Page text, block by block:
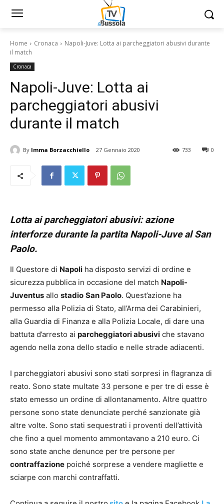
Home Cronaca
Napoli-Juve: Lotta ai parcheggiatori abusivi durante
il match
Cronaca
Napoli-Juve: Lotta ai
parcheggiatori abusivi
durante il match
By Imma Borzacchiello 27 Gennaio 2020 0
733
Lotta ai parcheggiatori abusivi: azione
interforze durante la partita Napoli-Juve al San
Paolo.
Il Questore di Napoli ha disposto servizi di ordine e
sicurezza pubblica in occasione del match Napoli-
Juventus allo stadio San Paolo. Quest’azione ha
permesso alla Polizia di Stato, all’Arma dei Carabinieri,
alla Guardia di Finanza e alla Polizia Locale, di dare una
battuta d’arresto ai parcheggiatori abusivi che stavano
agendo nella zona dello stadio e nelle strade adiacenti.
I parcheggiatori abusivi sono stati sorpresi in flagranza di
reato. Sono state multate 33 persone e per tre di esse è
stato emesso un ordine di allontanamento. Altre quattro
persone sono state denunciate perché sanzionate già
altre volte. Sono stati sequestrati i proventi dell’attività
che fino a quel momento ammontavano a 210 euro. Ci
sono state anche denunce per tre persone per
contraffazione poiché sorprese a vendere magliette e
sciarpe con marchi contraffatti.